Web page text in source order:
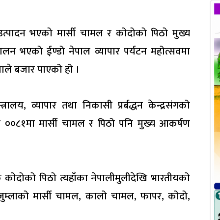
भएको मार्सी चामल र कोदोको पिठो मुख्य
भएको ईण्डो नेपाल व्यापार पर्यटन महोत्सवमा
बजार पाएको हो ।
व्यापार तथा निकासी प्रर्बद्धन केन्द्रसंगको
००८१मा मार्सी चामल र पिठो पनि मुख्य आकर्षण
पिठो त्यहाँका नेपालीमुलीदेखि भारतीयको
मार्सी चामल, कालो चामल, फापर, कोदो,